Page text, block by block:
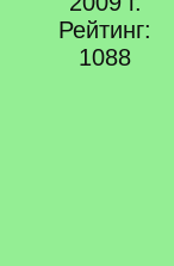
Рейтинг:
1088